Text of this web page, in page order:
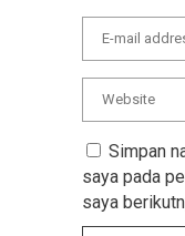
Simpan
saya pada
saya